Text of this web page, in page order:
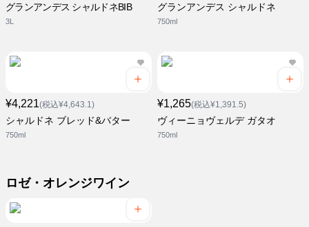
グランアンデス シャルドネBIB
3L
グランアンデス シャルドネ
750ml
¥4,221(税込¥4,643.1)
シャルドネ ブレッド&バター
750ml
¥1,265(税込¥1,391.5)
ヴィーニョヴェルデ ガタオ
750ml
ロゼ・オレンジワイン